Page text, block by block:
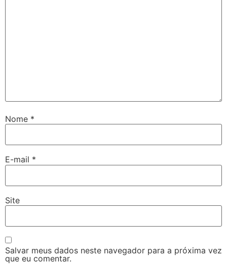
Nome *
E-mail *
Site
Salvar meus dados neste navegador para a próxima vez
que eu comentar.